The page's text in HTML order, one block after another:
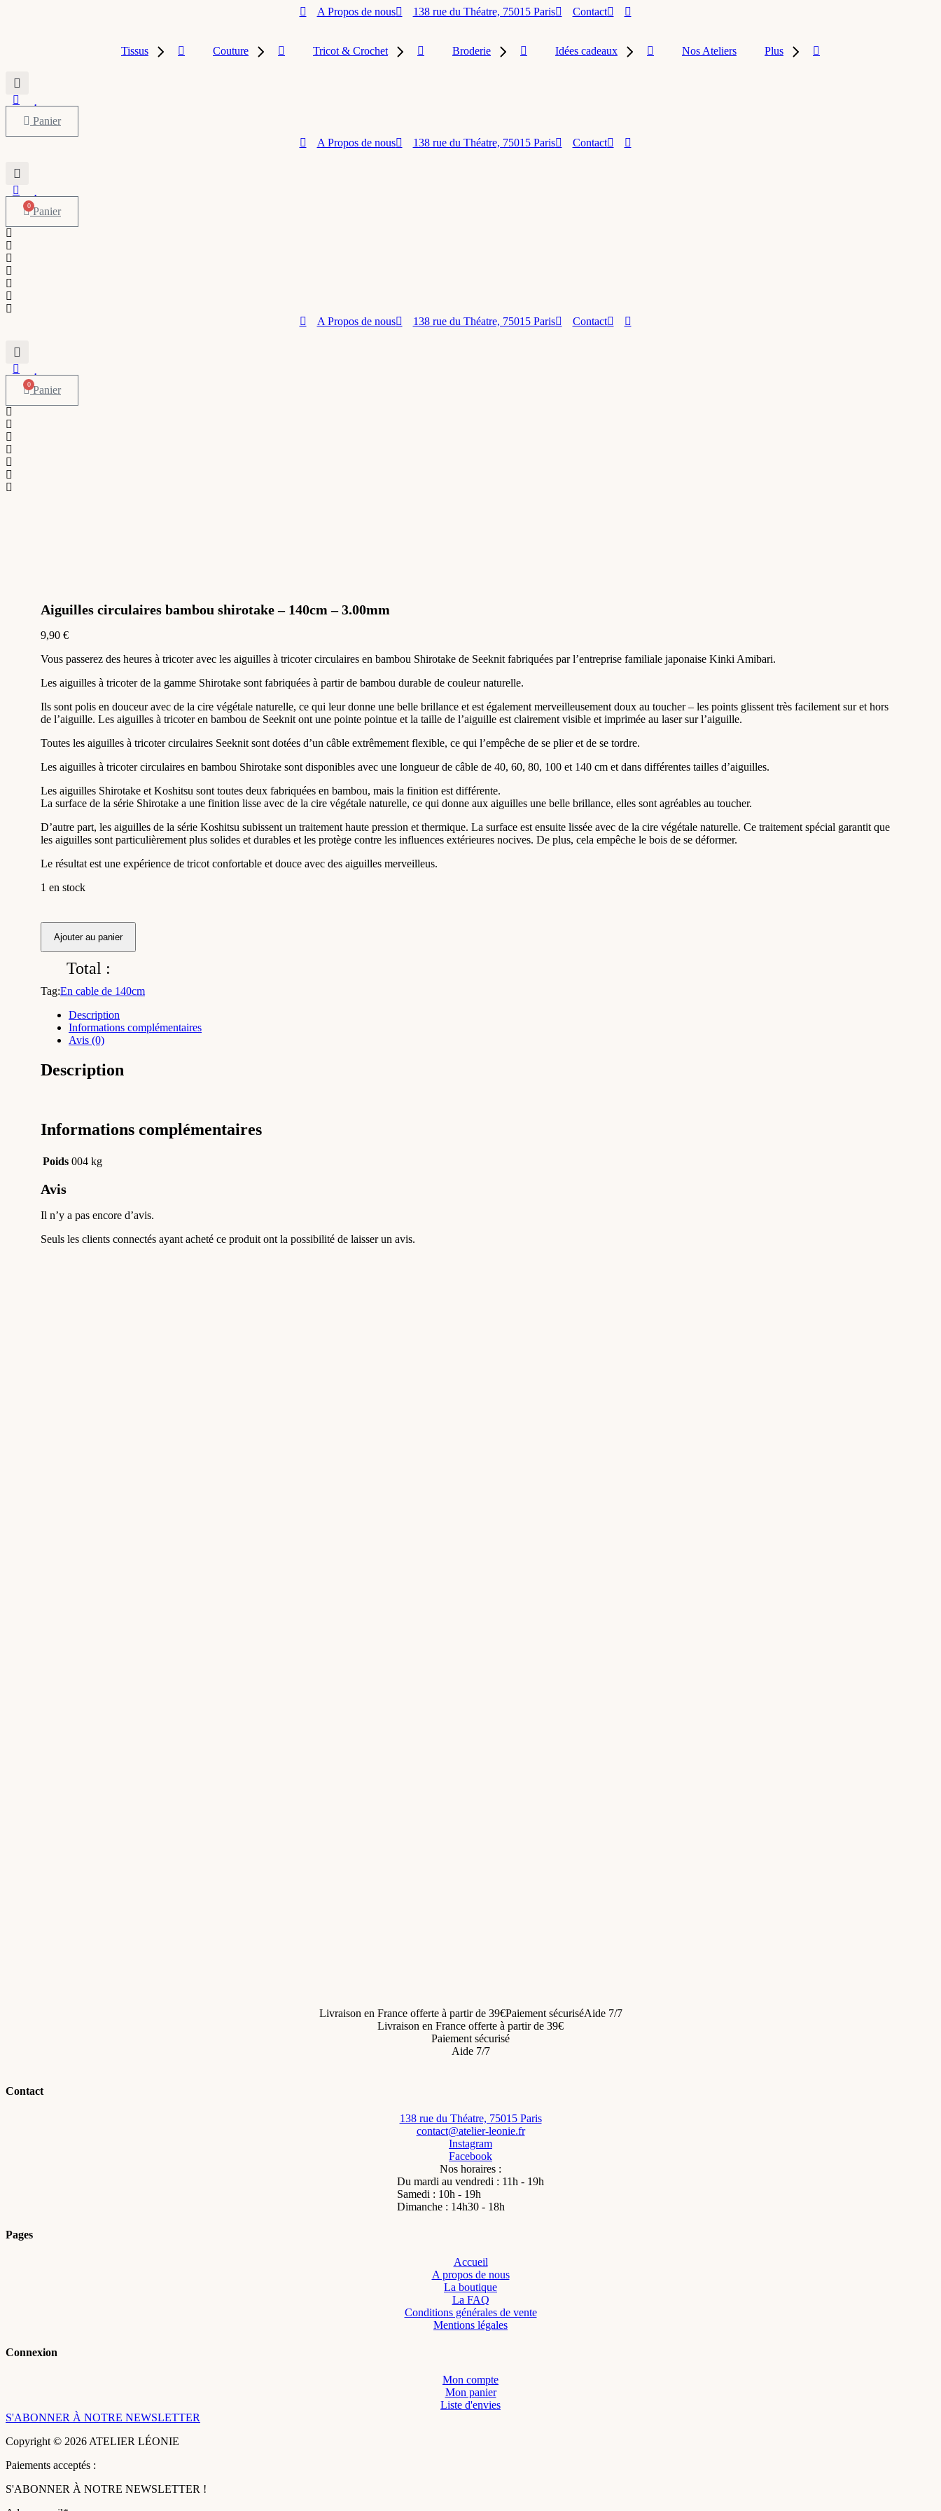
A Propos de nous 138 rue du Théatre, 75015 Paris Contact
Tissus Couture Tricot & Crochet Broderie Idées cadeaux Nos Ateliers Plus
Panier
A Propos de nous
138 rue du Théatre, 75015 Paris Contact
0 Panier
A Propos de nous 138 rue du Théatre, 75015 Paris Contact
0 Panier
Aiguilles circulaires bambou shirotake – 140cm – 3.00mm
9,90 €
Vous passerez des heures à tricoter avec les aiguilles à tricoter circulaires en bambou Shirotake de Seeknit fabriquées par l’entreprise familiale japonaise Kinki Amibari.
Les aiguilles à tricoter de la gamme Shirotake sont fabriquées à partir de bambou durable de couleur naturelle.
Ils sont polis en douceur avec de la cire végétale naturelle, ce qui leur donne une belle brillance et est également merveilleusement doux au toucher – les points glissent très facilement sur et hors
de l’aiguille. Les aiguilles à tricoter en bambou de Seeknit ont une pointe pointue et la taille de l’aiguille est clairement visible et imprimée au laser sur l’aiguille.
Toutes les aiguilles à tricoter circulaires Seeknit sont dotées d’un câble extrêmement flexible, ce qui l’empêche de se plier et de se tordre.
Les aiguilles à tricoter circulaires en bambou Shirotake sont disponibles avec une longueur de câble de 40, 60, 80, 100 et 140 cm et dans différentes tailles d’aiguilles.
Les aiguilles Shirotake et Koshitsu sont toutes deux fabriquées en bambou, mais la finition est différente.
La surface de la série Shirotake a une finition lisse avec de la cire végétale naturelle, ce qui donne aux aiguilles une belle brillance, elles sont agréables au toucher.
D’autre part, les aiguilles de la série Koshitsu subissent un traitement haute pression et thermique. La surface est ensuite lissée avec de la cire végétale naturelle. Ce traitement spécial garantit que
les aiguilles sont particulièrement plus solides et durables et les protège contre les influences extérieures nocives. De plus, cela empêche le bois de se déformer.
Le résultat est une expérience de tricot confortable et douce avec des aiguilles merveilleus.
1 en stock
Ajouter au panier
Total :
Tag:En cable de 140cm
Description
Informations complémentaires
Avis (0)
Description
Informations complémentaires
Poids 004 kg
Avis
Il n’y a pas encore d’avis.
Seuls les clients connectés ayant acheté ce produit ont la possibilité de laisser un avis.
Livraison en France offerte à partir de 39€Paiement sécuriséAide 7/7
Livraison en France offerte à partir de 39€
Paiement sécurisé
Aide 7/7
Contact
138 rue du Théatre, 75015 Paris
contact@atelier-leonie.fr
Instagram
Facebook
Nos horaires :
Du mardi au vendredi : 11h - 19h
Samedi : 10h - 19h
Dimanche : 14h30 - 18h
Pages
Accueil
A propos de nous
La boutique
La FAQ
Conditions générales de vente
Mentions légales
Connexion
Mon compte
Mon panier
Liste d'envies
S'ABONNER À NOTRE NEWSLETTER
Copyright © 2026 ATELIER LÉONIE
Paiements acceptés :
S'ABONNER À NOTRE NEWSLETTER !